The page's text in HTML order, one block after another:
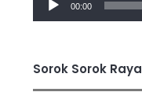
00:00
Sorok Sorok Raya